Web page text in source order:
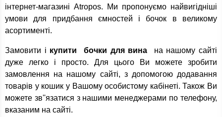
інтернет-магазині Atropos. Ми пропонуємо найвигідніші
умови для придбання ємностей і бочок в великому
асортименті.
Замовити і купити бочки для вина на нашому сайті
дуже легко і просто. Для цього Ви можете зробити
замовлення на нашому сайті, з допомогою додавання
товарів у кошик у Вашому особистому кабінеті. Також Ви
можете зв''язатися з нашими менеджерами по телефону,
вказаним на сайті.